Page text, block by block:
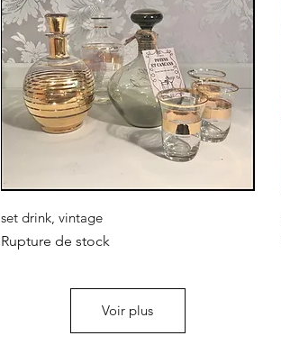
Aperçu rapide
set drink, vintage
Rupture de stock
Voir plus